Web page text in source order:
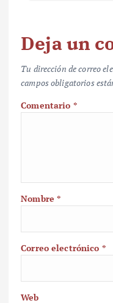
Deja un
Tu dirección de correo
campos obligatorios
Comentario *
Nombre*
Correo electrónico *
Web